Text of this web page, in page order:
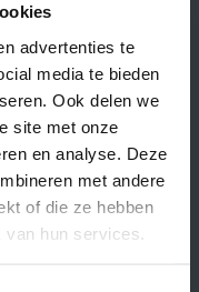
advertenties te
media te bieden
Ook delen we
site met onze
en analyse. Deze
met andere
of die ze hebben
hun services.